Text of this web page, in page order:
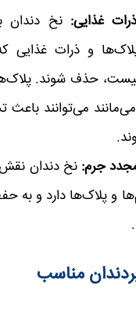
غذایی:نخ دندان
و ذرات غذایی
حذف شوند.
می‌توانند
جرم: نخ دندان
و پلاک‌ها دارد و به